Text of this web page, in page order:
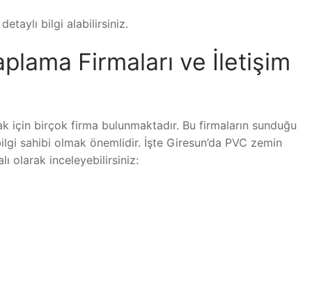
bilgi alabilirsiniz.
Firmaları ve İletişim
için birçok firma bulunmaktadır. Bu firmaların sunduğu
sahibi olmak önemlidir. İşte Giresun’da PVC zemin
olarak inceleyebilirsiniz: